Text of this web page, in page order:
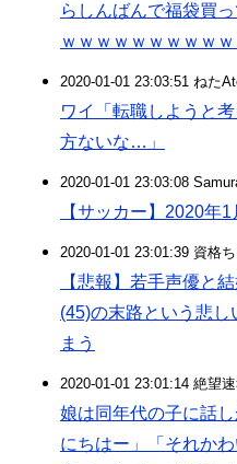
らしんばんで福袋買
ｗｗｗｗｗｗｗｗｗ
2020-01-01 23:03:51 ねた
ワイ「転職しようと
方ないな…」
2020-01-01 23:03:08
【サッカー】2020年
2020-01-01 23:01:39 資格
【悲報】若手声優と
(45)の末路という悲
まう
2020-01-01 23:01:14 絶望
娘は同年代の子に話
にちはー」「それか